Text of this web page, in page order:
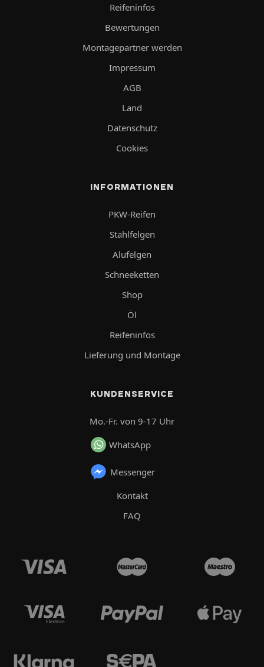
Reifeninfos
Bewertungen
Montagepartner werden
Impressum
AGB
Land
Datenschutz
Cookies
INFORMATIONEN
PKW-Reifen
Stahlfelgen
Alufelgen
Schneeketten
Shop
Öl
Reifeninfos
Lieferung und Montage
KUNDENSERVICE
Mo.-Fr. von 9-17 Uhr
WhatsApp
Messenger
Kontakt
FAQ